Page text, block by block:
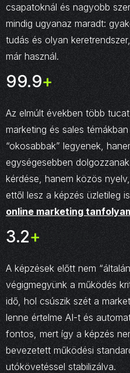
csapatoknál és nagyobb
mindig ugyanaz maradt:
tudás és olyan
már használ.
99.9+
Az elmúlt években több
marketing és sales
“okosabbak” legyenek,
egységesebben
kérdése, hanem közös
ettől lesz a képzés üzletileg
online marketing
3.2+
A képzések előtt nem
végigmegyünk a működés
idő, hol csúszik szét a
lenne értelme AI-t és
fontos, mert így a képzés
bevezetett működési
utókövetéssel stabilizálva.